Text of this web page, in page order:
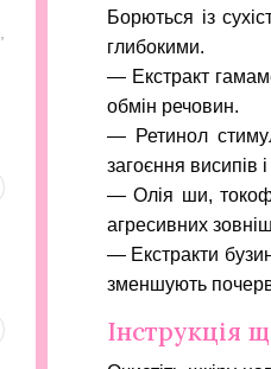
Борються із
глибокими.
— Екстракт
обмін речовин.
— Ретинол
загоєння висипів
— Олія ши,
агресивних
— Екстракти
зменшують
Інструкція